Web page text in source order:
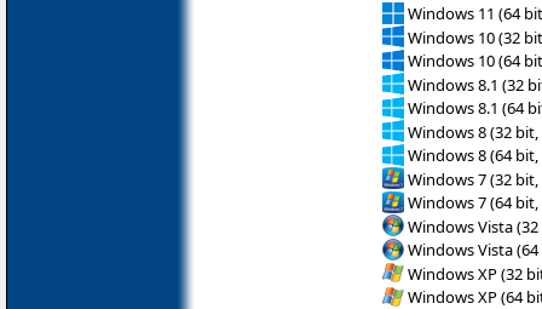
Windows 11 (64
Windows 10 (32
Windows 10 (64
Windows 8.1 (32
Windows 8.1 (64
Windows 8 (32 bit,
Windows 8 (64 bit,
Windows 7 (32 bit,
Windows 7 (64 bit,
Windows Vista
Windows Vista
Windows XP (32
Windows XP (64